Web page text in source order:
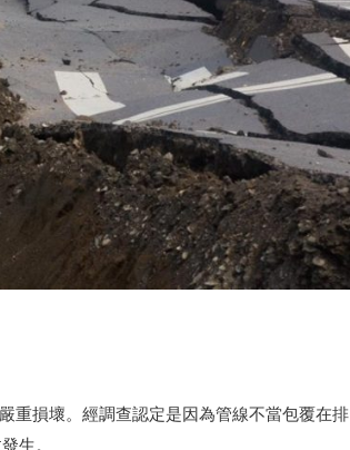
重損壞。經調查認定是因為管線不當包覆在排
生。